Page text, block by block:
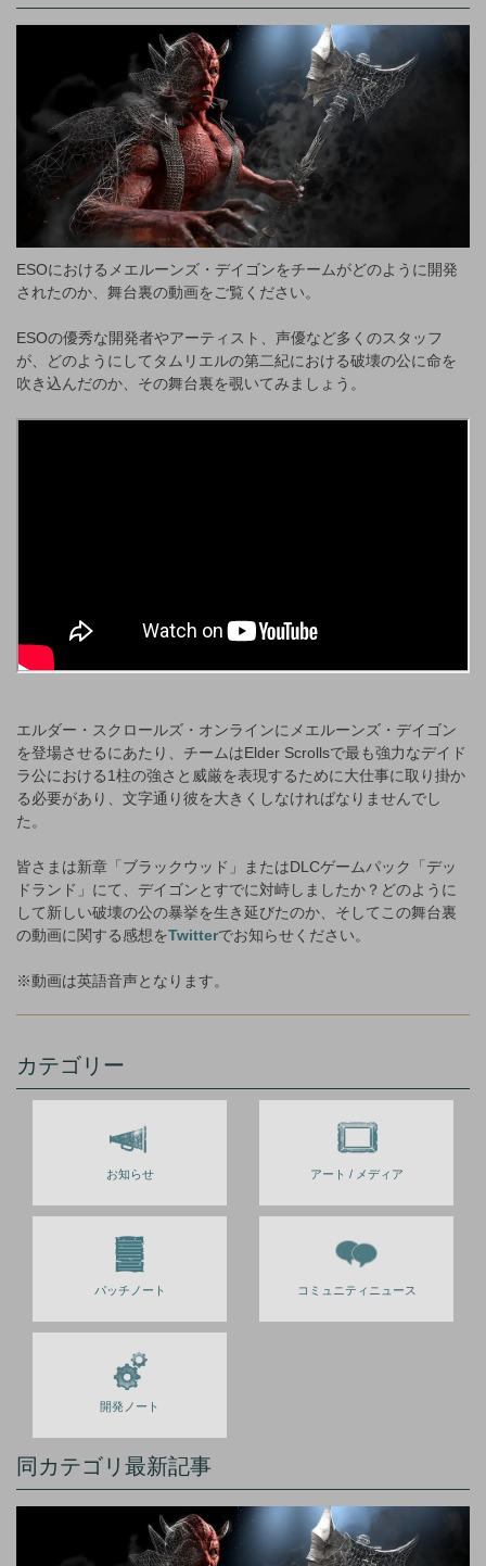
ESOにおけるメエルーンズ・デイゴンをチームがどのように開発
されたのか、舞台裏の動画をご覧ください。
ESOの優秀な開発者やアーティスト、声優など多くのスタッフ
が、どのようにしてタムリエルの第二紀における破壊の公に命を
吹き込んだのか、その舞台裏を覗いてみましょう。
エルダー・スクロールズ・オンラインにメエルーンズ・デイゴン
を登場させるにあたり、チームはElder Scrollsで最も強力なデイド
ラ公における1柱の強さと威厳を表現するために大仕事に取り掛か
る必要があり、文字通り彼を大きくしなければなりませんでし
た。
皆さまは新章「ブラックウッド」またはDLCゲームパック「デッ
ドランド」にて、デイゴンとすでに対峙しましたか？どのように
して新しい破壊の公の暴挙を生き延びたのか、そしてこの舞台裏
の動画に関する感想をTwitterでお知らせください。
※動画は英語音声となります。
カテゴリー
お知らせ アート / メディア
パッチノート コミュニティニュース
開発ノート
同カテゴリ最新記事